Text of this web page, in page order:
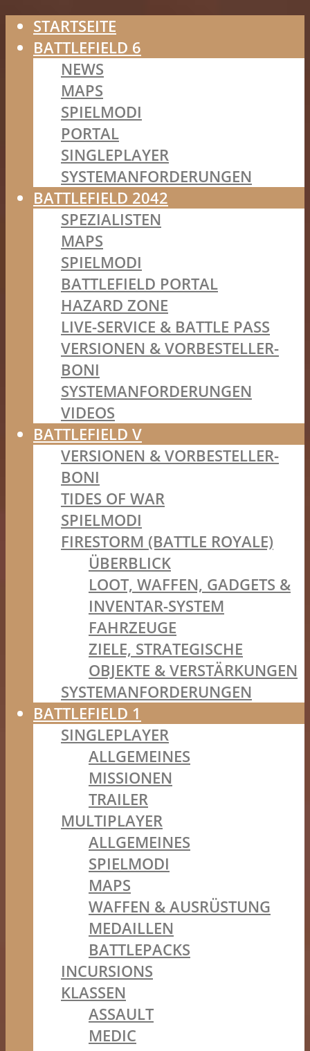
STARTSEITE
BATTLEFIELD 6
NEWS
MAPS
SPIELMODI
PORTAL
SINGLEPLAYER
SYSTEMANFORDERUNGEN
BATTLEFIELD 2042
SPEZIALISTEN
MAPS
SPIELMODI
BATTLEFIELD PORTAL
HAZARD ZONE
LIVE-SERVICE & BATTLE PASS
VERSIONEN & VORBESTELLER-
BONI
SYSTEMANFORDERUNGEN
VIDEOS
BATTLEFIELD V
VERSIONEN & VORBESTELLER-
BONI
TIDES OF WAR
SPIELMODI
FIRESTORM (BATTLE ROYALE)
ÜBERBLICK
LOOT, WAFFEN, GADGETS &
INVENTAR-SYSTEM
FAHRZEUGE
ZIELE, STRATEGISCHE
OBJEKTE & VERSTÄRKUNGEN
SYSTEMANFORDERUNGEN
BATTLEFIELD 1
SINGLEPLAYER
ALLGEMEINES
MISSIONEN
TRAILER
MULTIPLAYER
ALLGEMEINES
SPIELMODI
MAPS
WAFFEN & AUSRÜSTUNG
MEDAILLEN
BATTLEPACKS
INCURSIONS
KLASSEN
ASSAULT
MEDIC